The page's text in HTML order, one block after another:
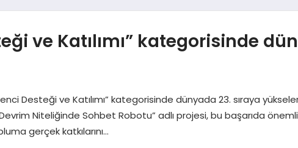
ve Katılımı” kategorisinde
Desteği ve Katılımı” kategorisinde dünyada 23. sıraya
Devrim Niteliğinde Sohbet Robotu” adlı projesi, bu başarıda
gerçek katkılarını…